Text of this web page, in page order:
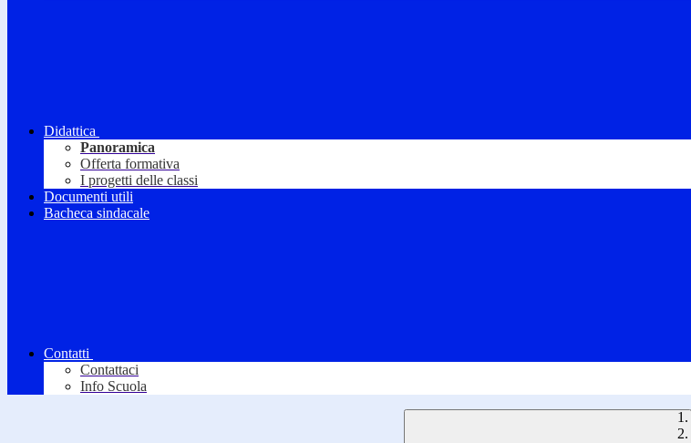
Didattica
Panoramica
Offerta formativa
I progetti delle classi
Documenti utili
Bacheca sindacale
Contatti
Contattaci
Info Scuola